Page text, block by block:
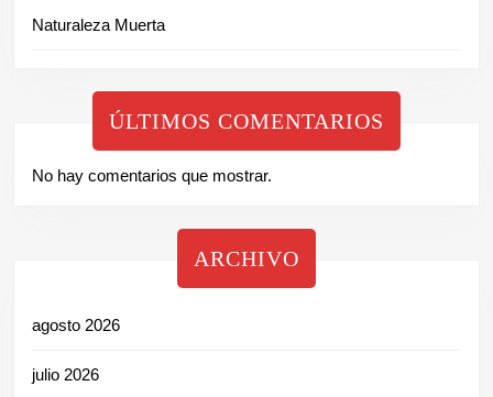
Naturaleza Muerta
ÚLTIMOS COMENTARIOS
No hay comentarios que mostrar.
ARCHIVO
agosto 2026
julio 2026